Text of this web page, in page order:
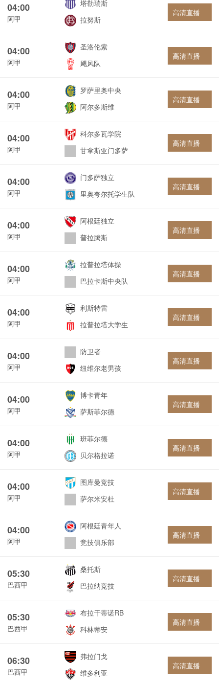
04:00
阿甲
塔勒瑞斯
拉努斯
高清直播
04:00
阿甲
圣洛伦索
飓风队
高清直播
04:00
阿甲
罗萨里奥中央
阿尔多斯维
高清直播
04:00
阿甲
科尔多瓦学院
甘拿斯亚门多萨
高清直播
04:00
阿甲
门多萨独立
里奥夸尔托学生队
高清直播
04:00
阿甲
阿根廷独立
普拉腾斯
高清直播
04:00
阿甲
拉普拉塔体操
巴拉卡斯中央队
高清直播
04:00
阿甲
利斯特雷
拉普拉塔大学生
高清直播
04:00
阿甲
防卫者
纽维尔老男孩
高清直播
04:00
阿甲
博卡青年
萨斯菲尔德
高清直播
04:00
阿甲
班菲尔德
贝尔格拉诺
高清直播
04:00
阿甲
图库曼竞技
萨尔米安杜
高清直播
04:00
阿甲
阿根廷青年人
竞技俱乐部
高清直播
05:30
巴西甲
桑托斯
巴拉纳竞技
高清直播
05:30
巴西甲
布拉干蒂诺RB
科林蒂安
高清直播
06:30
巴西甲
弗拉门戈
维多利亚
高清直播